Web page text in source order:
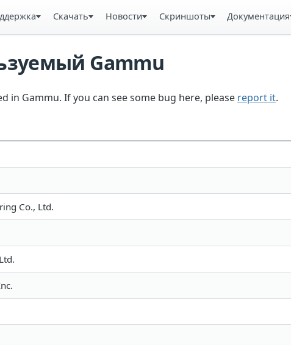
Скачать Новости Скриншоты Документация
Gammu
in Gammu. If you can see some bug here, please report it.
Co., Ltd.